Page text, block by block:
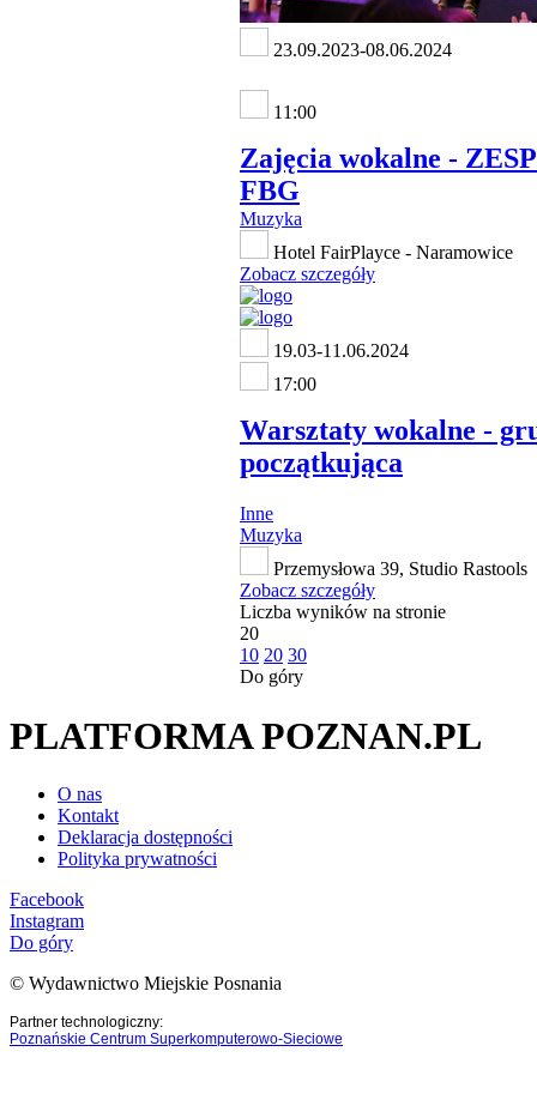
23.09.2023-08.06.2024
11:00
Zajęcia wokalne -
FBG
Muzyka
Hotel FairPlayce - Naramowice
Zobacz szczegóły
19.03-11.06.2024
17:00
Warsztaty wokalne -
początkująca
Inne
Muzyka
Przemysłowa 39, Studio Rastools
Zobacz szczegóły
Liczba wyników na stronie
20
10 20 30
Do góry
PLATFORMA POZNAN.PL
O nas
Kontakt
Deklaracja dostępności
Polityka prywatności
Facebook
Instagram
Do góry
© Wydawnictwo Miejskie Posnania
Partner technologiczny:
Poznańskie Centrum Superkomputerowo-Sieciowe